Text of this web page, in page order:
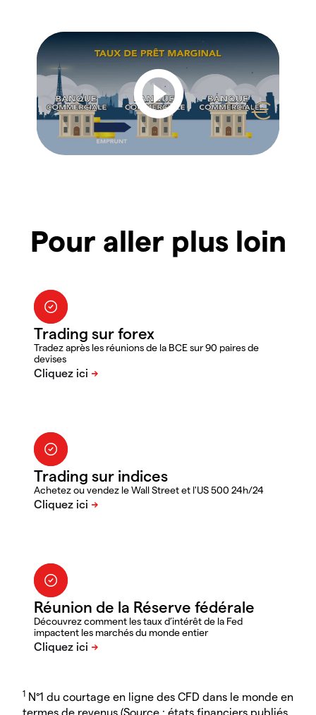
Pour aller plus loin
Trading sur forex
Tradez après les réunions de la BCE sur 90 paires de
devises
Trading sur indices
Achetez ou vendez le Wall Street et l'US 500 24h/24
Réunion de la Réserve fédérale
Découvrez comment les taux d’intérêt de la Fed
impactent les marchés du monde entier
1 N°1 du courtage en ligne des CFD dans le monde en
termes de revenus (Source : états financiers publiés